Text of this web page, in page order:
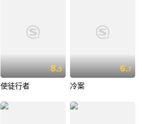
8.5
使徒行者
6.7
冷案